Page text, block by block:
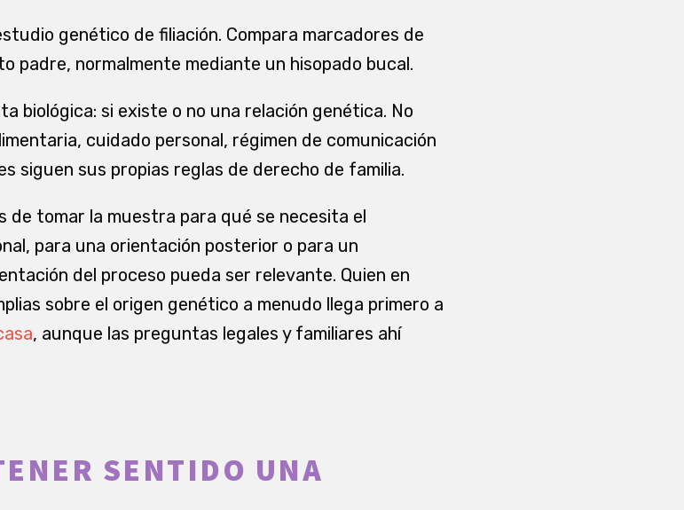
genético de filiación. Compara marcadores de
padre, normalmente mediante un hisopado bucal.
biológica: si existe o no una relación genética. No
cuidado personal, régimen de comunicación
siguen sus propias reglas de derecho de familia.
de tomar la muestra para qué se necesita el
para una orientación posterior o para un
del proceso pueda ser relevante. Quien en
sobre el origen genético a menudo llega primero a
, aunque las preguntas legales y familiares ahí
SENTIDO UNA